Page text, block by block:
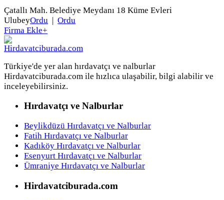
Çatallı Mah. Belediye Meydanı 18 Küme Evleri
UlubeyOrdu | Ordu
Firma Ekle+
Türkiye'de yer alan hırdavatçı ve nalburlar
Hirdavatciburada.com ile hızlıca ulaşabilir, bilgi alabilir ve
inceleyebilirsiniz.
Hırdavatçı ve Nalburlar
Beylikdüzü Hırdavatçı ve Nalburlar
Fatih Hırdavatçı ve Nalburlar
Kadıköy Hırdavatçı ve Nalburlar
Esenyurt Hırdavatçı ve Nalburlar
Ümraniye Hırdavatçı ve Nalburlar
Hirdavatciburada.com